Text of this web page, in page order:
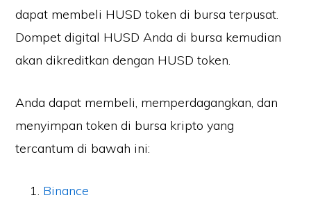
dapat membeli HUSD token di bursa terpusat.
Dompet digital HUSD Anda di bursa kemudian
akan dikreditkan dengan HUSD token.
Anda dapat membeli, memperdagangkan, dan
menyimpan token di bursa kripto yang
tercantum di bawah ini:
Binance